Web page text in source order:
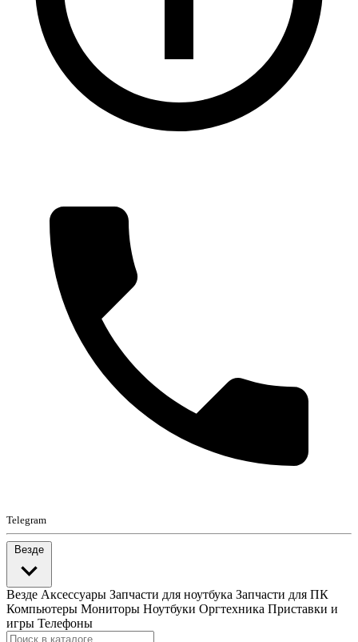
Telegram
Везде
Везде Аксессуары Запчасти для ноутбука Запчасти для ПК
Компьютеры Мониторы Ноутбуки Оргтехника Приставки и
игры Телефоны